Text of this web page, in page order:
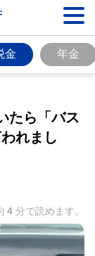
金 年金
たら「バス
れまし
4 分で読めます。